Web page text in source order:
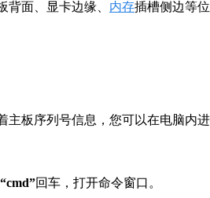
面、显卡边缘、 内存插槽侧边等
板序列号信息，您可以在电脑内
“cmd”回车，打开命令窗口。